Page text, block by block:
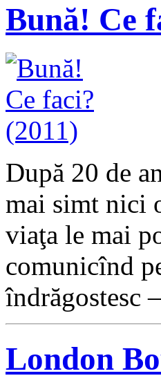
Bună! Ce
După 20 de
mai simt nici
viaţa le mai
comunicînd
îndrăgostesc
London